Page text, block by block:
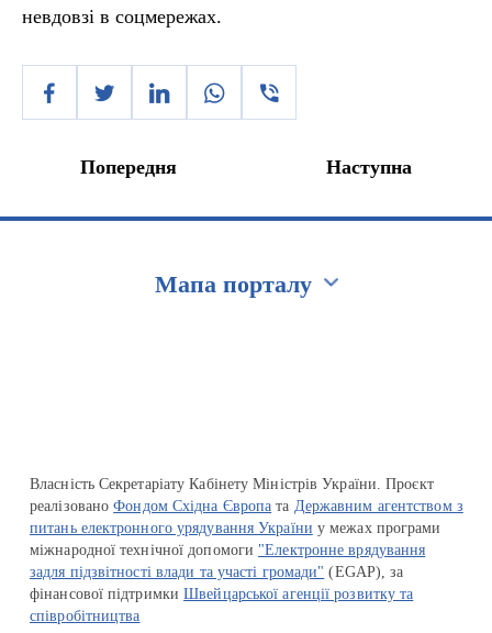
невдовзі в соцмережах.
Попередня Наступна
Мапа порталу
Власність Секретаріату Кабінету Міністрів України. Проєкт
реалізованоФондом Східна Європа та Державним агентством з
питань електронного урядування України у межах програми
міжнародної технічної допомоги "Електронне врядування
задля підзвітності влади та участі громади" (EGAP), за
фінансової підтримкиШвейцарської агенції розвитку та
співробітництва